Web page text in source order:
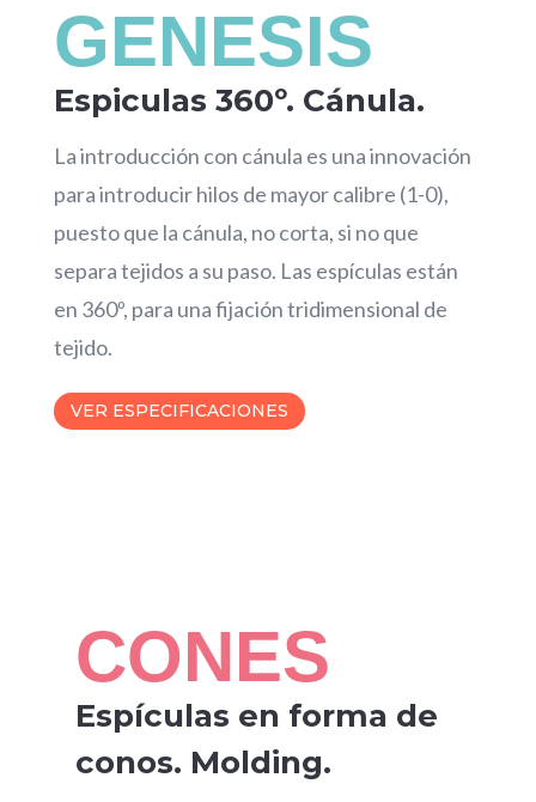
GENESIS
Espiculas 360º. Cánula.
La introducción con cánula es una innovación
para introducir hilos de mayor calibre (1-0),
puesto que la cánula, no corta, si no que
separa tejidos a su paso. Las espículas están
en 360º, para una fijación tridimensional de
tejido.
VER ESPECIFICACIONES
CONES
Espículas en forma de
conos. Molding.